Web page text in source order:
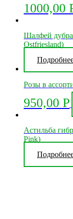
1000,00
Шалфей
Ostfriesland)
Розы в
950,00 Р
Астильба
Pink)